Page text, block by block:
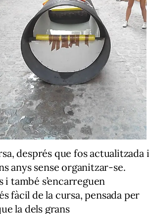
després que fos actualitzada i
anys sense organitzar-se.
i també s’encarreguen
fàcil de la cursa, pensada per
la dels grans